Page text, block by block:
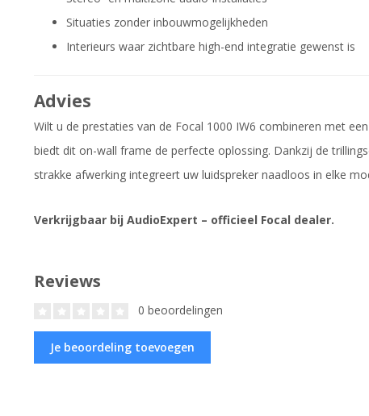
Situaties zonder inbouwmogelijkheden
Interieurs waar zichtbare high-end integratie gewenst is
Advies
Wilt u de prestaties van de Focal 1000 IW6 combineren met
biedt dit on-wall frame de perfecte oplossing. Dankzij de
strakke afwerking integreert uw luidspreker naadloos in elke
Verkrijgbaar bij AudioExpert – officieel Focal dealer.
Reviews
0 beoordelingen
Je beoordeling toevoegen